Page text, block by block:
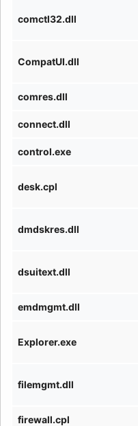
comctl32.dll
CompatUI.dll
comres.dll
connect.dll
control.exe
desk.cpl
dmdskres.dll
dsuitext.dll
emdmgmt.dll
Explorer.exe
filemgmt.dll
firewall.cpl